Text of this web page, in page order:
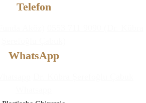
Telefon
WhatsApp